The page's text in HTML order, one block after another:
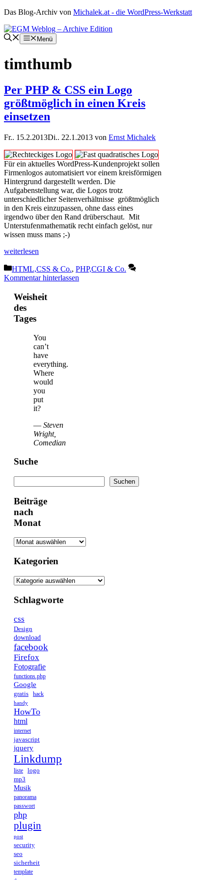
Zum
springen
Das Blog-Archiv von Michalek.at - die WordPress-Werkstatt
Menü
timthumb
Per PHP & CSS ein Logo
größtmöglich in einen Kreis
einsetzen
Fr.. 15.2.2013Di.. 22.1.2013 von Ernst Michalek
Für ein aktuelles WordPress-Kundenprojekt sollen
Firmenlogos automatisiert vor einem kreisförmigen
Hintergrund dargestellt werden. Die
Aufgabenstellung war, die Logos trotz
unterschiedlicher Seitenverhältnisse größtmöglich
in den Kreis einzupassen, ohne dass eines
irgendwo über den Rand drüberschaut. Mit
Unterstufenmathematik recht einfach gelöst, nur
wissen muss mans ;-)
weiterlesen
Kategorien
HTML,CSS & Co., PHP,CGI & Co.
Kommentar hinterlassen
Weisheit
des
Tages
You
can’t
have
everything.
Where
would
you
put
it?
— Steven
Wright,
Comedian
Suche
Suchen
Beiträge
nach
Monat
Kategorien
Kategorien
Schlagworte
css
Design
download
facebook
Firefox
Fotografie
functions.php
Google
gratis hack
handy
HowTo
html
internet
javascript
jquery
Linkdump
liste
logo
mp3
Musik
panorama
passwort
php
plugin
post
security
seo
sicherheit
template